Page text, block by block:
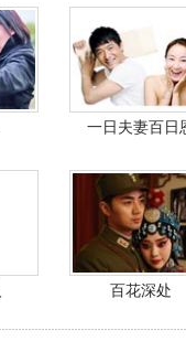
一日夫妻百日
百花深处